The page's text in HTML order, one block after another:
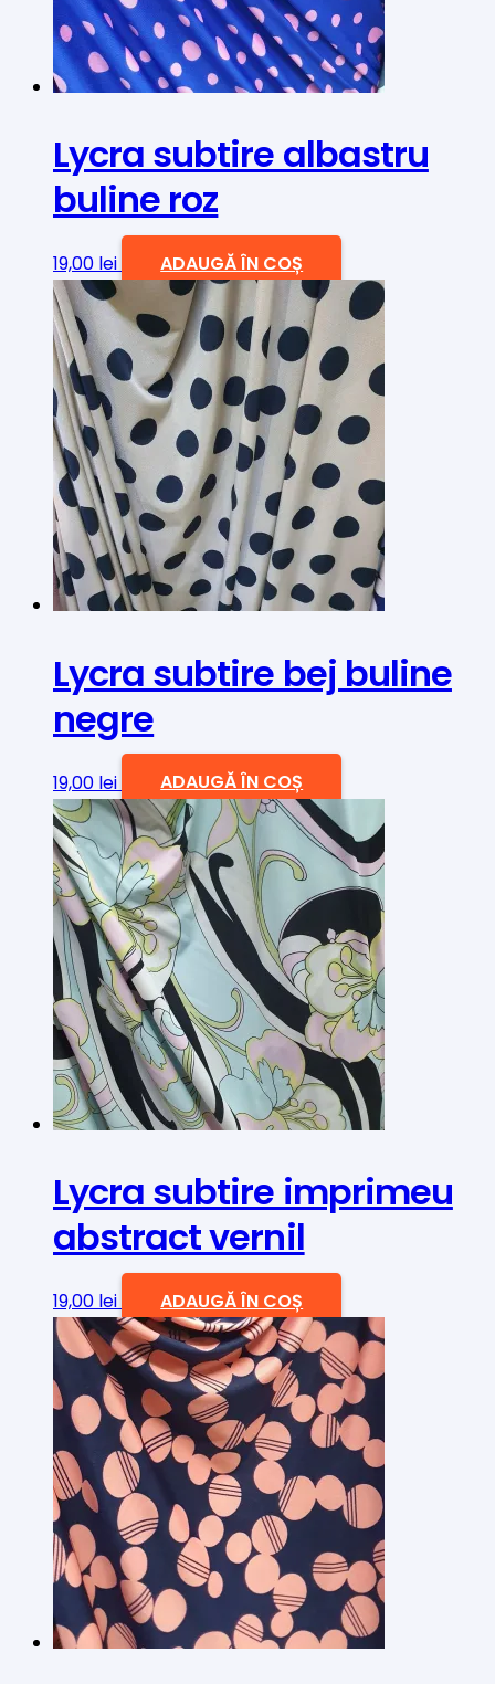
Lycra subtire albastru
buline roz
19,00 lei ADAUGĂ ÎN COȘ
Lycra subtire bej buline
negre
19,00 lei ADAUGĂ ÎN COȘ
Lycra subtire imprimeu
abstract vernil
19,00 lei ADAUGĂ ÎN COȘ